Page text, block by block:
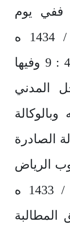
ففي يوم
الأحد الموافق 25 / 01 / 1434 ه
افتتحت الجلسة الساعة 40 : 9 وفيها
المدني
الصادرة
الرياض
برقم 4949 في 17 / 01 / 1433 ه
المطالبة